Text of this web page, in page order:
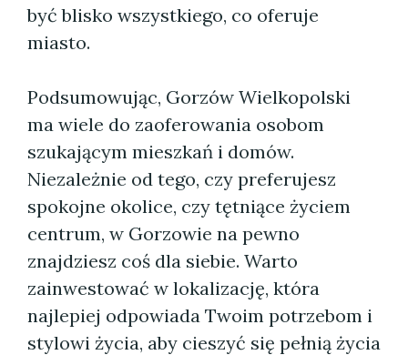
być blisko wszystkiego, co oferuje
miasto.
Podsumowując, Gorzów Wielkopolski
ma wiele do zaoferowania osobom
szukającym mieszkań i domów.
Niezależnie od tego, czy preferujesz
spokojne okolice, czy tętniące życiem
centrum, w Gorzowie na pewno
znajdziesz coś dla siebie. Warto
zainwestować w lokalizację, która
najlepiej odpowiada Twoim potrzebom i
stylowi życia, aby cieszyć się pełnią życia